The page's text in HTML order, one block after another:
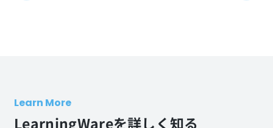
Learn More
LearningWareを詳しく知る